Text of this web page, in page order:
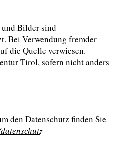
und Bilder sind
Bei Verwendung fremder
die Quelle verwiesen.
Tirol, sofern nicht anders
den Datenschutz finden Sie